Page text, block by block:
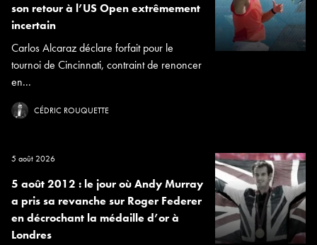
son retour à l’US Open extrêmement
incertain
Carlos Alcaraz déclare forfait pour le
tournoi de Cincinnati, contraint de renoncer
en...
CÉDRIC ROUQUETTE
5 août 2026
5 août 2012 : le jour où Andy Murray
a pris sa revanche sur Roger Federer
en décrochant la médaille d’or à
Londres